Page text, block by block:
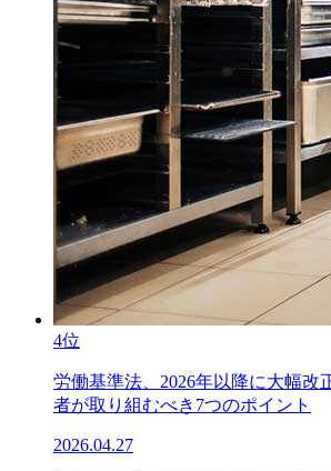
4位
労働基準法、2026年以降に大幅改
者が取り組むべき7つのポイント
2026.04.27